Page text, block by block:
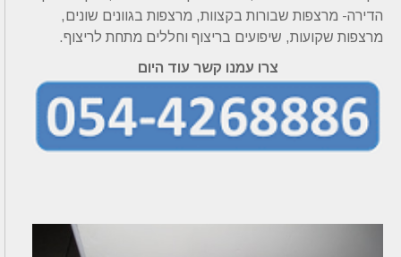
הדירה- מרצפות שבורות בקצוות, מרצפות בגוונים שונים,
מרצפות שקועות, שיפועים בריצוף וחללים מתחת לריצוף.
צרו עמנו קשר עוד היום